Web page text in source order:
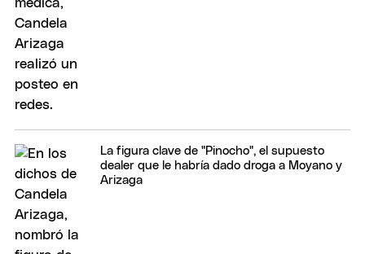
La figura clave de "Pinocho", el supuesto
dealer que le habría dado droga a Moyano y
Arizaga